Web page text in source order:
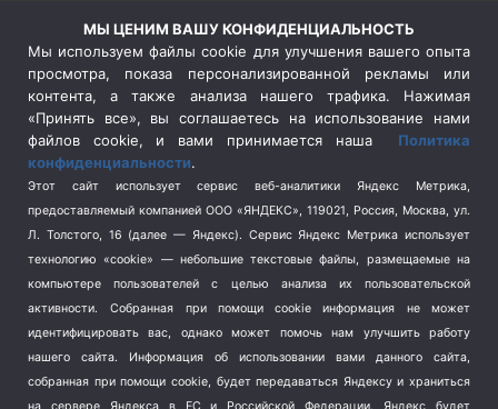
(510)
Сельское хозяйство (3)
Социальная политика
(3)
Спецоперация в Украине
Спецоперация на Украине
(404)
Спорт (740)
Терроризм (1)
Транспорт (262)
Туризм (178)
Флот (76)
Школа и спорт (2)
МЫ ЦЕНИМ ВАШУ КОНФИДЕНЦИАЛЬНОСТЬ
Мы используем файлы cookie для улучшения вашего опыта
просмотра, показа персонализированной рекламы или
контента, а также анализа нашего трафика. Нажимая
«Принять все», вы соглашаетесь на использование нами
файлов cookie, и вами принимается наша Политика
конфиденциальности.
Этот сайт использует сервис веб-аналитики Яндекс Метрика,
предоставляемый компанией ООО «ЯНДЕКС», 119021, Россия, Москва, ул.
Л. Толстого, 16 (далее — Яндекс). Сервис Яндекс Метрика использует
технологию «cookie» — небольшие текстовые файлы, размещаемые на
компьютере пользователей с целью анализа их пользовательской
активности.
Собранная при помощи cookie информация не может
идентифицировать вас, однако может помочь нам улучшить работу
нашего сайта. Информация об использовании вами данного сайта,
собранная при помощи cookie, будет передаваться Яндексу и храниться